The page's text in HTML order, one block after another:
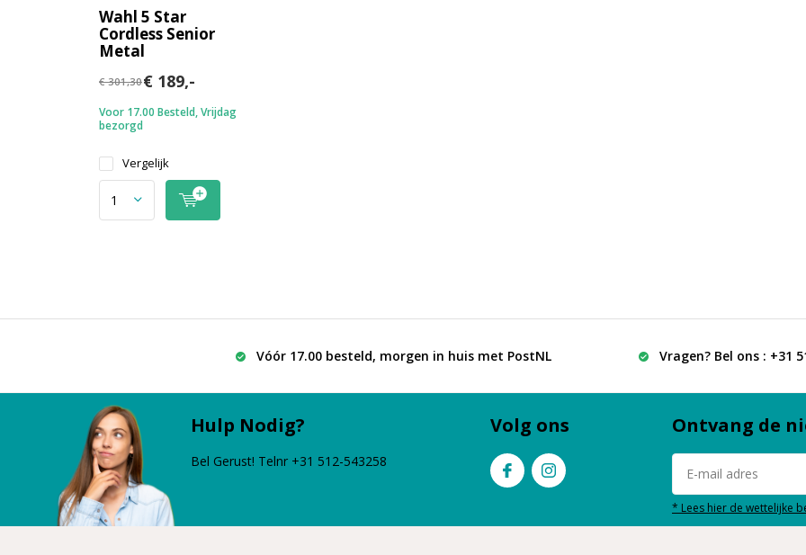
Wahl 5 Star
Cordless Senior
Metal
€ 301,30€ 189,-
Voor 17.00 Besteld, Vrijdag
bezorgd
Vergelijk
Vóór 17.00 besteld, morgen in huis met PostNL Vragen? Bel ons : +31
Hulp Nodig?
Bel Gerust! Telnr +31 512-543258
Volg ons Ontvang de
* Lees hier de wettelijke